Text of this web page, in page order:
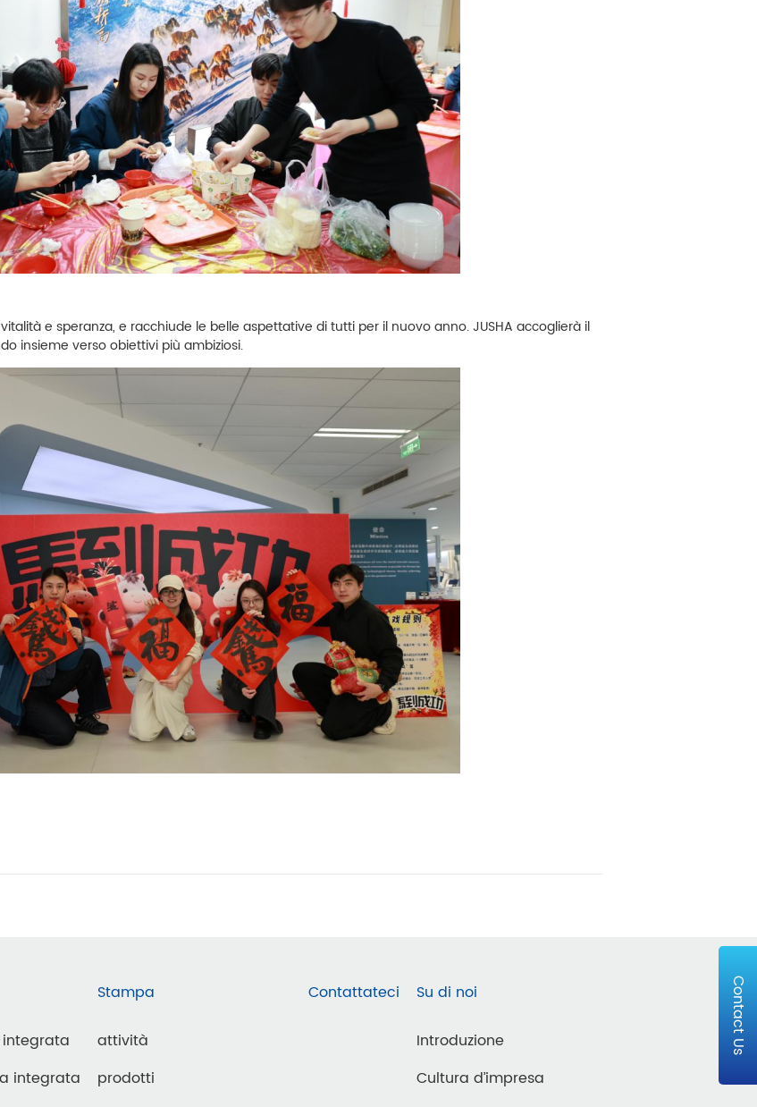
e speranza, e racchiude le belle aspettative di tutti per il nuovo anno. JUSHA accoglierà il
insieme verso obiettivi più ambiziosi.
Contact Us
integrata
Stampa
attività
prodotti
Contattateci Su di noi
Introduzione
Cultura d’impresa